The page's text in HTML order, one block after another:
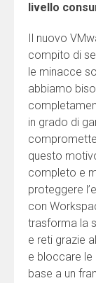
livello
Il nuovo
compito di
le minacce
abbiamo
in grado di
questo
completo e
proteggere
con
trasforma la
e reti grazie
e bloccare le
base a un